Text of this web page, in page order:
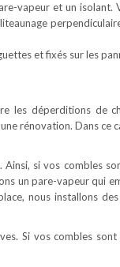
vapeur et un isolant.
et fixés sur les
les déperditions de
rénovation. Dans ce
si vos combles
un pare-vapeur qui
nous installons
Si vos combles sont